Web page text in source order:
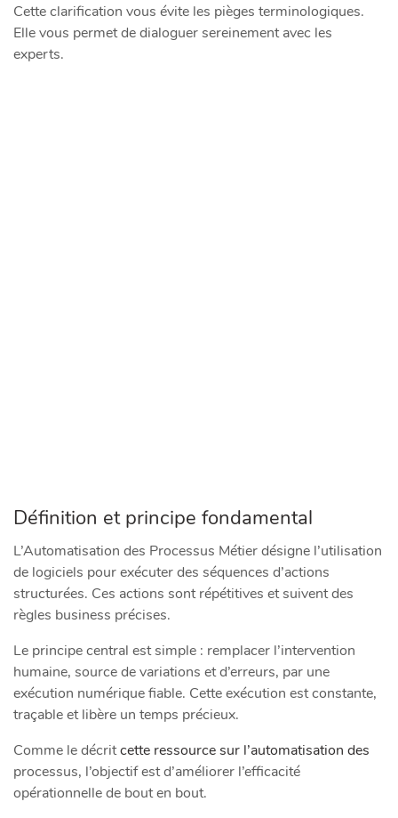
Cette clarification vous évite les pièges terminologiques.
Elle vous permet de dialoguer sereinement avec les
experts.
Définition et principe fondamental
L’Automatisation des Processus Métier désigne l’utilisation
de logiciels pour exécuter des séquences d’actions
structurées. Ces actions sont répétitives et suivent des
règles business précises.
Le principe central est simple : remplacer l’intervention
humaine, source de variations et d’erreurs, par une
exécution numérique fiable. Cette exécution est constante,
traçable et libère un temps précieux.
Comme le décritcette ressource sur l’automatisation des
processus, l’objectif est d’améliorer l’efficacité
opérationnelle de bout en bout.